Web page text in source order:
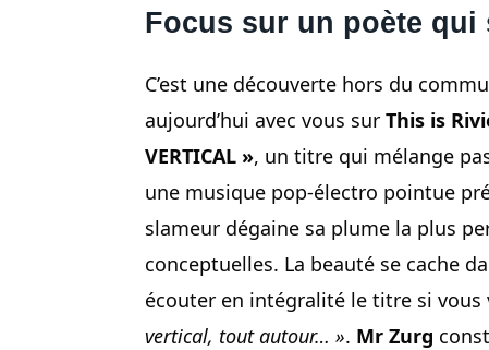
Focus sur un poète
C’est une découverte hors du
aujourd’hui avec vous sur This is
VERTICAL », un titre qui mélange
une musique pop-électro pointue
slameur dégaine sa plume la plus
conceptuelles. La beauté se cache
écouter en intégralité le titre si vous
vertical, tout autour… ». Mr Zurg